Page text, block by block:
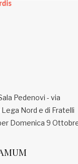
Pedenovi - via
Nord e di Fratelli
Domenica 9